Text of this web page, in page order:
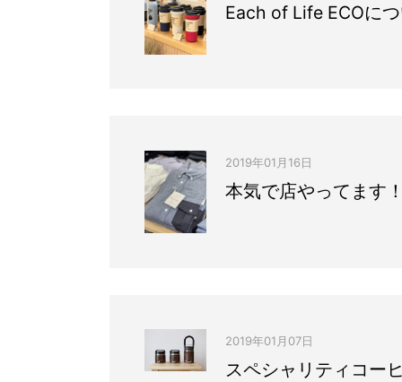
Each of Life ECOに
2019年01月16日
本気で店やってます！
2019年01月07日
スペシャリティコー